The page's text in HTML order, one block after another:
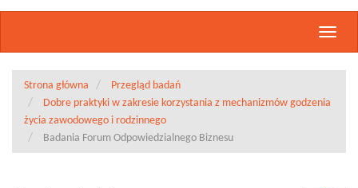
Strona główna
Przegląd badań
Dobre praktyki w zakresie korzystania z mechanizmów godzenia
życia zawodowego i rodzinnego
Badania Forum Odpowiedzialnego Biznesu